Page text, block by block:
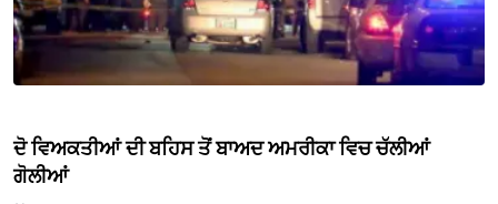
ਦੋ ਵਿਅਕਤੀਆਂ ਦੀ ਬਹਿਸ ਤੋਂ ਬਾਅਦ ਅਮਰੀਕਾ ਵਿਚ ਚੱਲੀਆਂ
ਗੋਲੀਆਂ